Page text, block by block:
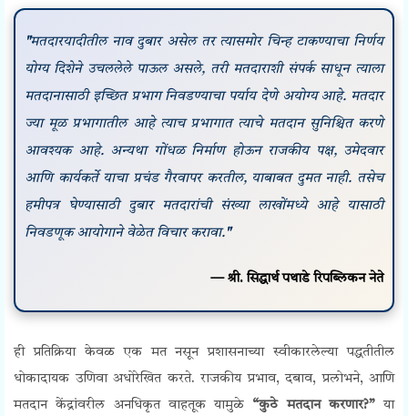
"मतदारयादीतील नाव दुबार असेल तर त्यासमोर चिन्ह टाकण्याचा निर्णय
योग्य दिशेने उचललेले पाऊल असले, तरी मतदाराशी संपर्क साधून त्याला
मतदानासाठी इच्छित प्रभाग निवडण्याचा पर्याय देणे अयोग्य आहे. मतदार
ज्या मूळ प्रभागातील आहे त्याच प्रभागात त्याचे मतदान सुनिश्चित करणे
आवश्यक आहे. अन्यथा गोंधळ निर्माण होऊन राजकीय पक्ष, उमेदवार
आणि कार्यकर्ते याचा प्रचंड गैरवापर करतील, याबाबत दुमत नाही. तसेच
हमीपत्र घेण्यासाठी दुबार मतदारांची संख्या लाखोंमध्ये आहे यासाठी
निवडणूक आयोगाने वेळेत विचार करावा. "
— श्री. सिद्धार्थ पथाडे रिपब्लिकन नेते
ही प्रतिक्रिया केवळ एक मत नसून प्रशासनाच्या स्वीकारलेल्या पद्धतीतील
धोकादायक उणिवा अधोरेखित करते. राजकीय प्रभाव, दबाव, प्रलोभने, आणि
मतदान केंद्रांवरील अनधिकृत वाहतूक यामुळे “कुठे मतदान करणार?”या